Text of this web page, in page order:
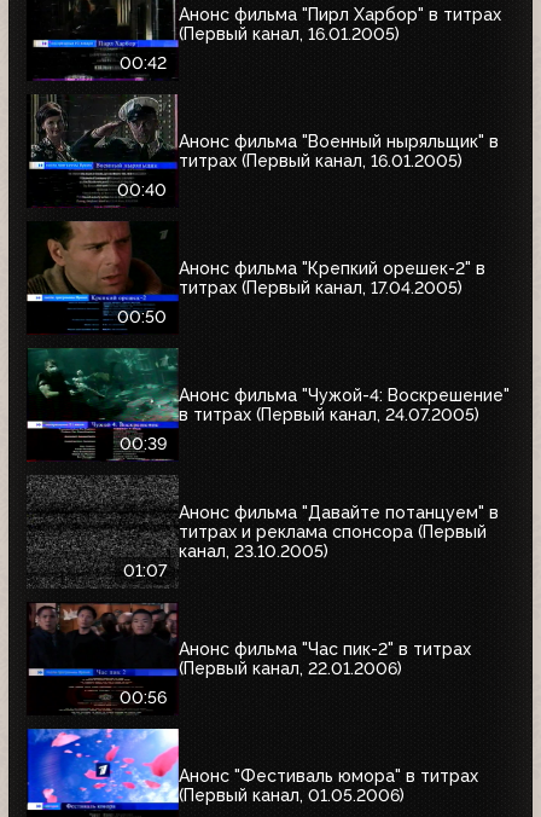
00:42
Анонс фильма "Пирл Харбор" в титрах
(Первый канал, 16.01.2005)
00:40
Анонс фильма "Военный ныряльщик" в
титрах (Первый канал, 16.01.2005)
00:50
Анонс фильма "Крепкий орешек-2" в
титрах (Первый канал, 17.04.2005)
00:39
Анонс фильма "Чужой-4: Воскрешение"
в титрах (Первый канал, 24.07.2005)
01:07
Анонс фильма "Давайте потанцуем" в
титрах и реклама спонсора (Первый
канал, 23.10.2005)
00:56
Анонс фильма "Час пик-2" в титрах
(Первый канал, 22.01.2006)
Анонс "Фестиваль юмора" в титрах
(Первый канал, 01.05.2006)